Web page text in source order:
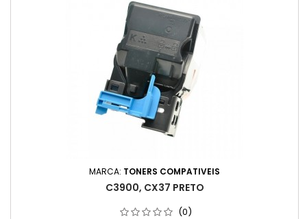
MARCA: TONERS COMPATIVEIS
C3900, CX37 PRETO
(0)